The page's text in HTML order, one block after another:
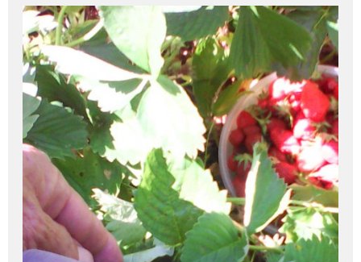
e
n
o
n
l
u